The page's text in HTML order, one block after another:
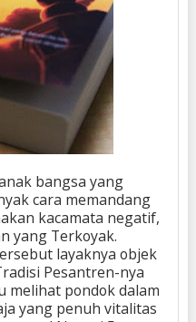
bangsa yang
cara memandang
kacamata negatif,
yang Terkoyak.
layaknya objek
Pesantren-nya
melihat pondok dalam
yang penuh vitalitas